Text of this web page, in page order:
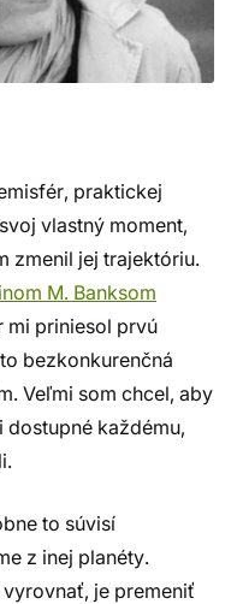
praktickej
vlastný moment,
zmenil jej trajektóriu.
M. Banksom
mi priniesol prvú
bezkonkurenčná
Veľmi som chcel, aby
každému,
to súvisí
z inej planéty.
je premeniť